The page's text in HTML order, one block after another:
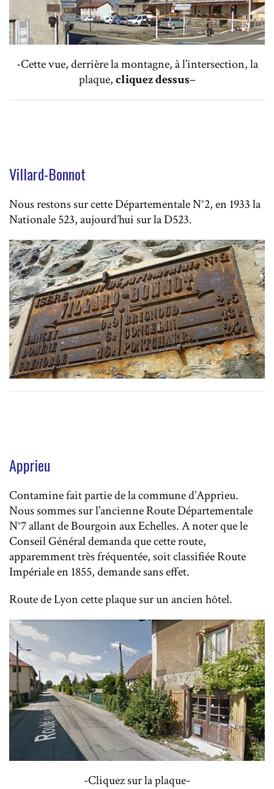
-Cette vue, derrière la montagne, à l’intersection, la
plaque,cliquez dessus–
Villard-Bonnot
Nous restons sur cette Départementale N°2, en 1933 la
Nationale 523, aujourd’hui sur la D523.
Apprieu
Contamine fait partie de la commune d’Apprieu.
Nous sommes sur l’ancienne Route Départementale
N°7 allant de Bourgoin aux Echelles. A noter que le
Conseil Général demanda que cette route,
apparemment très fréquentée, soit classifiée Route
Impériale en 1855, demande sans effet.
Route de Lyon cette plaque sur un ancien hôtel.
-Cliquez sur la plaque-